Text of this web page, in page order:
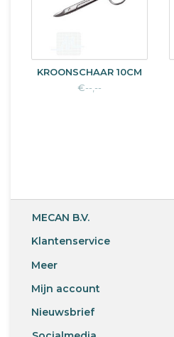
KROONSCHAAR 10CM
€--,--
MECAN B.V.
Klantenservice
Meer
Mijn account
Nieuwsbrief